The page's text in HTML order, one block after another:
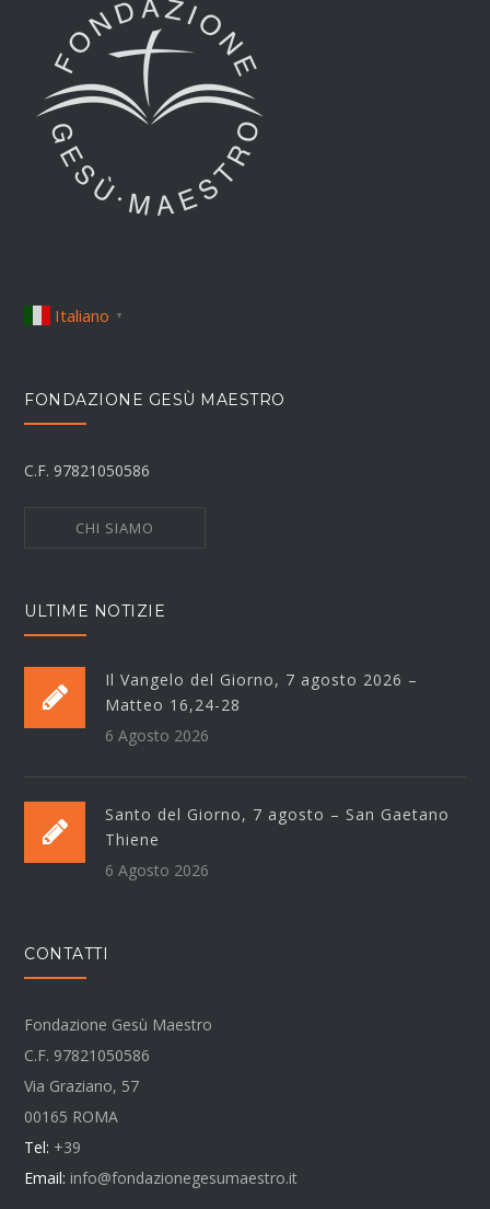
Italiano ▼
FONDAZIONE GESÙ MAESTRO
C.F. 97821050586
CHI SIAMO
ULTIME NOTIZIE
Il Vangelo del Giorno, 7 agosto 2026 –
Matteo 16,24-28
6 Agosto 2026
Santo del Giorno, 7 agosto – San Gaetano
Thiene
6 Agosto 2026
CONTATTI
Fondazione Gesù Maestro
C.F. 97821050586
Via Graziano, 57
00165 ROMA
Tel: +39
Email: info@fondazionegesumaestro.it